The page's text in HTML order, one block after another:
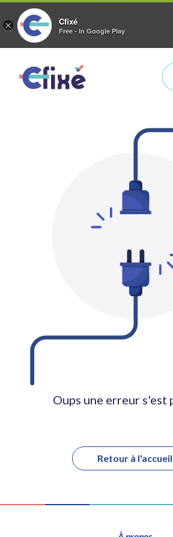
× Cfixé
Free - In Google Play
Oups une erreur s'est
Retour à l'accueil